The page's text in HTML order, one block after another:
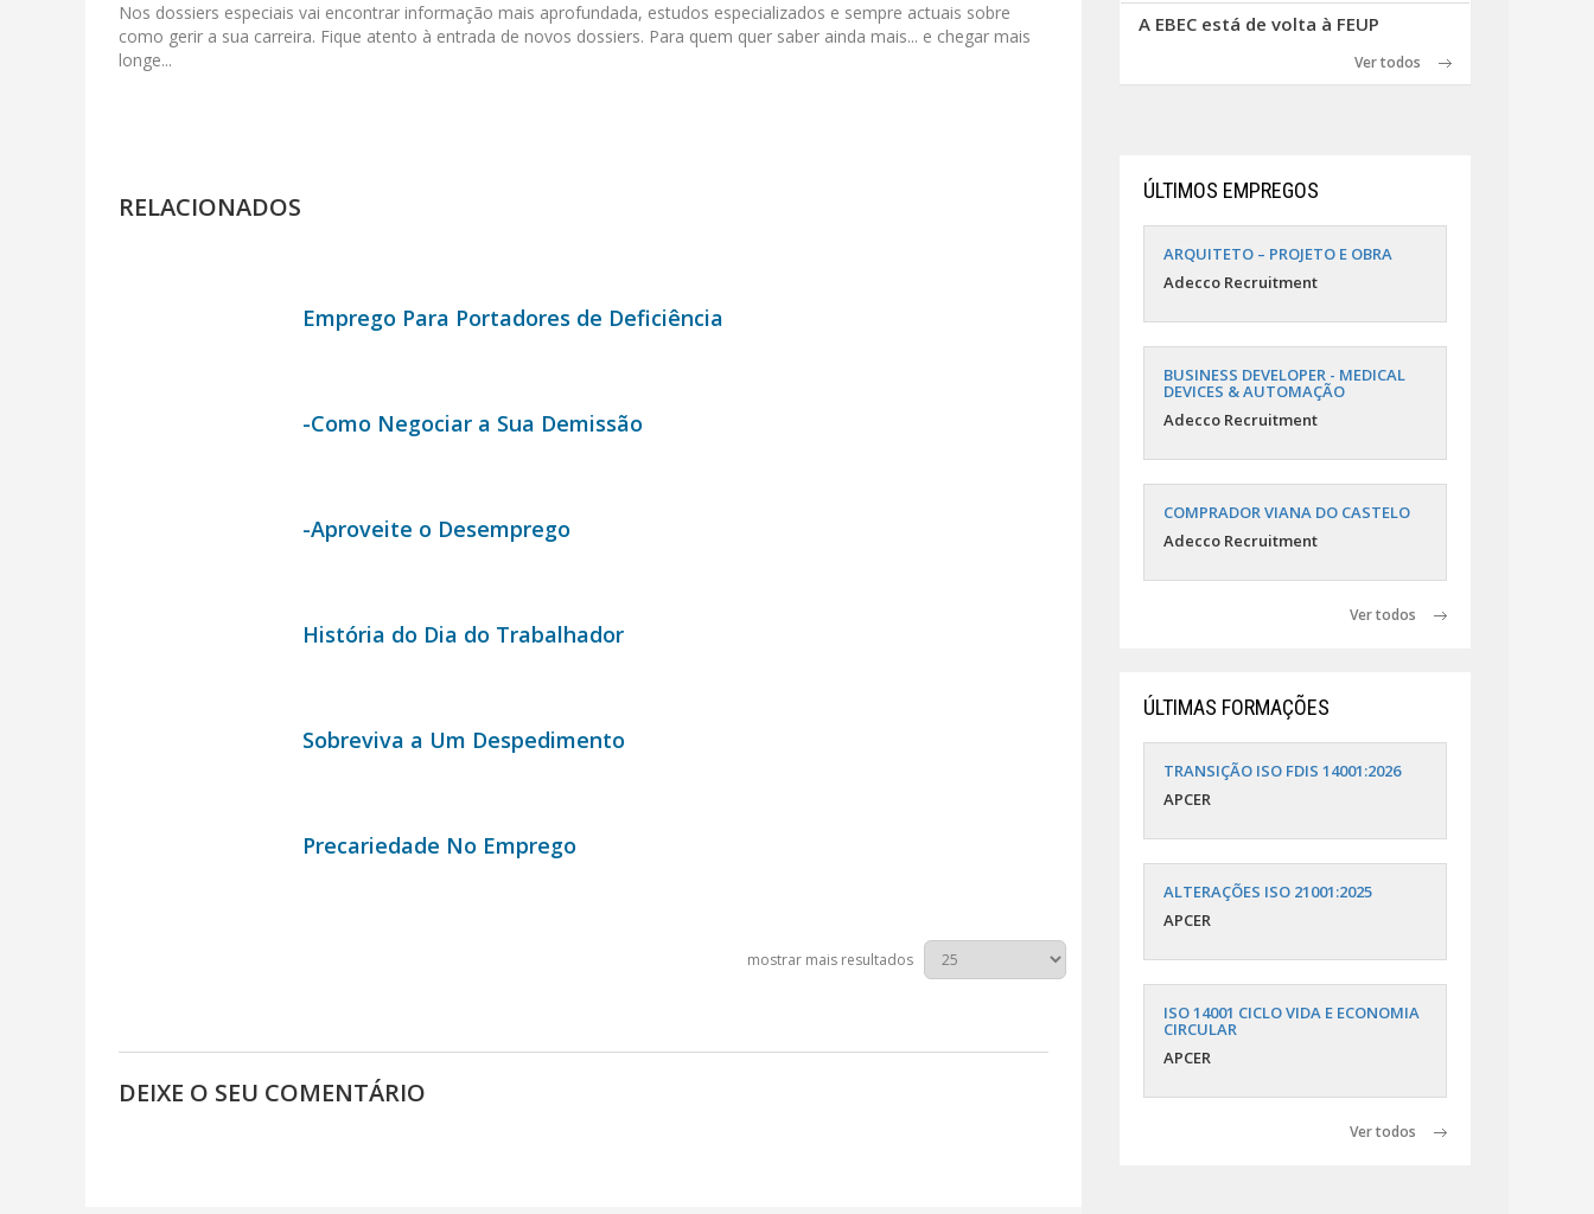
Nos dossiers especiais vai encontrar informação mais aprofundada, estudos especializados e sempre actuais sobre
como gerir a sua carreira. Fique atento à entrada de novos dossiers. Para quem quer saber ainda mais... e chegar mais
longe...
RELACIONADOS
Emprego Para Portadores de Deficiência
-Como Negociar a Sua Demissão
-Aproveite o Desemprego
História do Dia do Trabalhador
Sobreviva a Um Despedimento
Precariedade No Emprego
mostrar mais resultados
DEIXE O SEU COMENTÁRIO
A EBEC está de volta à FEUP
Ver todos
ÚLTIMOS EMPREGOS
ARQUITETO – PROJETO E OBRA
Adecco Recruitment
BUSINESS DEVELOPER - MEDICAL
DEVICES & AUTOMAÇÃO
Adecco Recruitment
COMPRADOR VIANA DO CASTELO
Adecco Recruitment
Ver todos
ÚLTIMAS FORMAÇÕES
TRANSIÇÃO ISO FDIS 14001:2026
APCER
ALTERAÇÕES ISO 21001:2025
APCER
ISO 14001 CICLO VIDA E ECONOMIA
CIRCULAR
APCER
Ver todos